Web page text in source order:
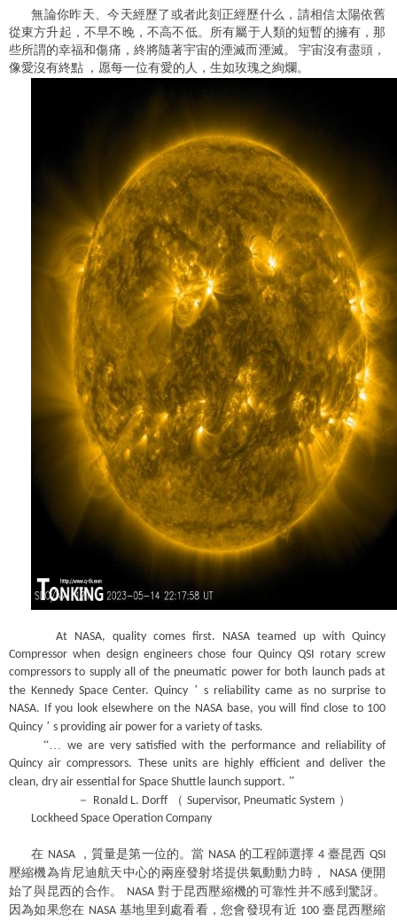
無論你昨天、今天經歷了或者此刻正經歷什么，請相信太陽依舊
從東方升起，不早不晚，不高不低。所有屬于人類的短暫的擁有，那
些所謂的幸福和傷痛，終將隨著宇宙的湮滅而湮滅。
宇宙沒有盡頭，
像愛沒有終點
，愿每一位有愛的人，生如玫瑰之絢爛。
At NASA, quality comes first. NASA teamed up with Quincy
Compressor when design engineers chose four Quincy QSI rotary screw
compressors to supply all of the pneumatic power for both launch pads at
the Kennedy Space Center. Quincy ’ s reliability came as no surprise to
NASA. If you look elsewhere on the NASA base, you will find close to 100
Quincy ’ s providing air power for a variety of tasks.
“… we are very satisfied with the performance and reliability of
Quincy air compressors. These units are highly efficient and deliver the
clean, dry air essential for Space Shuttle launch support. ”
－ Ronald L. Dorff （ Supervisor, Pneumatic System ）
Lockheed Space Operation Company
在 NASA ，質量是第一位的。當 NASA 的工程師選擇 4 臺昆西 QSI
壓縮機為肯尼迪航天中心的兩座發射塔提供氣動動力時，
NASA 便開
始了與昆西的合作。
NASA 對于昆西壓縮機的可靠性并不感到驚訝。
因為如果您在 NASA 基地里到處看看，您會發現有近 100 臺昆西壓縮